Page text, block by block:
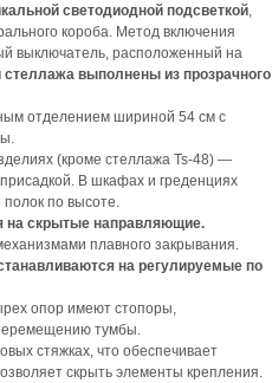
светодиодной подсветкой,
короба. Метод включения
выключатель, расположенный на
стеллажа выполнены из прозрачного
отделением шириной 54 см с
(кроме стеллажа Ts-48) —
В шкафах и греденциях
по высоте.
на скрытые направляющие.
плавного закрывания.
на регулируемые по
опор имеют стопоры,
тумбы.
стяжках, что обеспечивает
скрыть элементы крепления.